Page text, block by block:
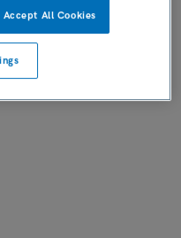
Accept All Cookies